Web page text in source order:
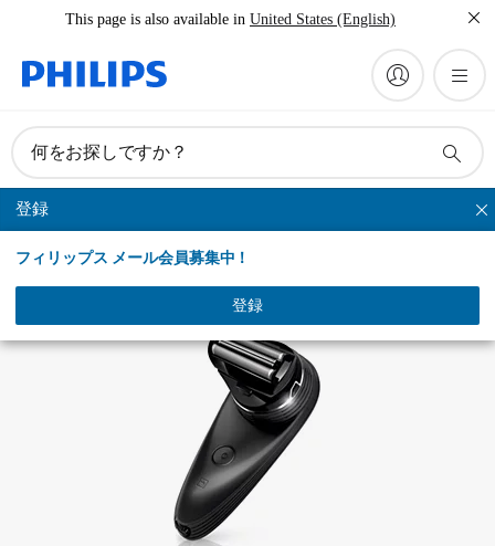
This page is also available in United States (English)
何をお探しですか？
登録
フィリップス メール会員募集中！
登録
セルフヘアーカッター